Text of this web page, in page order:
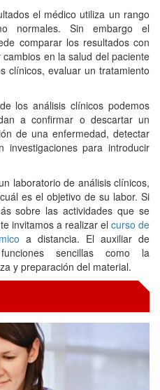
el médico utiliza un rango
normales. Sin embargo el
comparar los resultados con
en la salud del paciente
clínicos, evaluar un tratamiento
los análisis clínicos podemos
a confirmar o descartar un
de una enfermedad, detectar
investigaciones para introducir
laboratorio de análisis clínicos,
es el objetivo de su labor. Si
sobre las actividades que se
invitamos a realizar el curso de
a distancia. El auxiliar de
sencillas como la
y preparación del material.